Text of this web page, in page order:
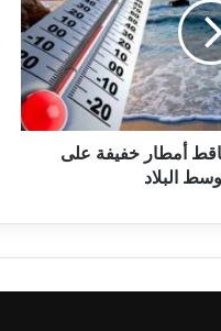
أمطار خفيفة على
البلاد